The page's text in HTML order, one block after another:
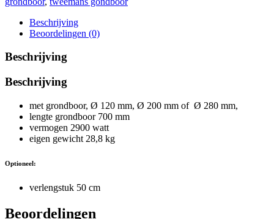
Beschrijving
Beoordelingen (0)
Beschrijving
Beschrijving
met grondboor, Ø 120 mm, Ø 200 mm of Ø 280 mm,
lengte grondboor 700 mm
vermogen 2900 watt
eigen gewicht 28,8 kg
Optioneel:
verlengstuk 50 cm
Beoordelingen